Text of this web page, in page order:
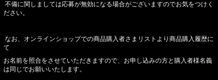
不備に関しましては応募が無効になる場合がございますのでお気をつけく
ださい。
なお、オンラインショップでの商品購入者さまリストより商品購入履歴に
て
お名前を照合をさせていただきますので、お申し込みの方と購入者様名義
は同じでお願いいたします。